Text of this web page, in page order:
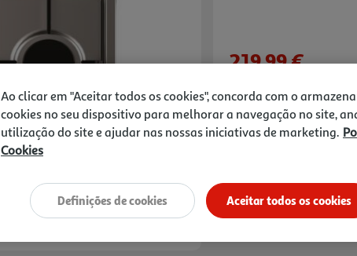
rápida. As grelhas
rotativos permitem
tranquilidade, conta
cada queimador que
escolha ideal para
gás.
219,99 €
Entrega estimada
Ao clicar em "Aceitar todos os cookies", concorda com o
cookies no seu dispositivo para melhorar a navegação no site,
utilização do site e ajudar nas nossas iniciativas de marketing.
Cookies
Aceitar todos os cookies
Definições de cookies